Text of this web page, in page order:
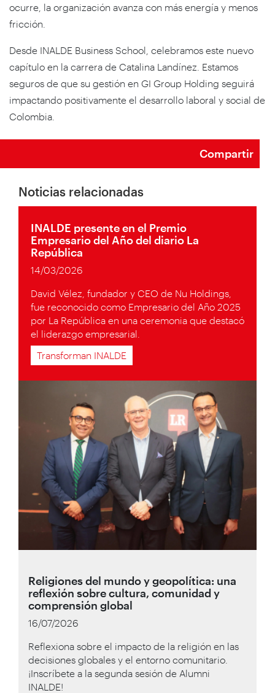
ocurre, la organización avanza con más energía y menos
fricción.
Desde INALDE Business School, celebramos este nuevo
capítulo en la carrera de Catalina Landínez. Estamos
seguros de que su gestión en GI Group Holding seguirá
impactando positivamente el desarrollo laboral y social de
Colombia.
Compartir
Noticias relacionadas
INALDE presente en el Premio
Empresario del Año del diario La
República
14/03/2026
David Vélez, fundador y CEO de Nu Holdings,
fue reconocido como Empresario del Año 2025
por La República en una ceremonia que destacó
el liderazgo empresarial.
Transforman INALDE
Religiones del mundo y geopolítica: una
reflexión sobre cultura, comunidad y
comprensión global
16/07/2026
Reflexiona sobre el impacto de la religión en las
decisiones globales y el entorno comunitario.
¡Inscríbete a la segunda sesión de Alumni
INALDE!